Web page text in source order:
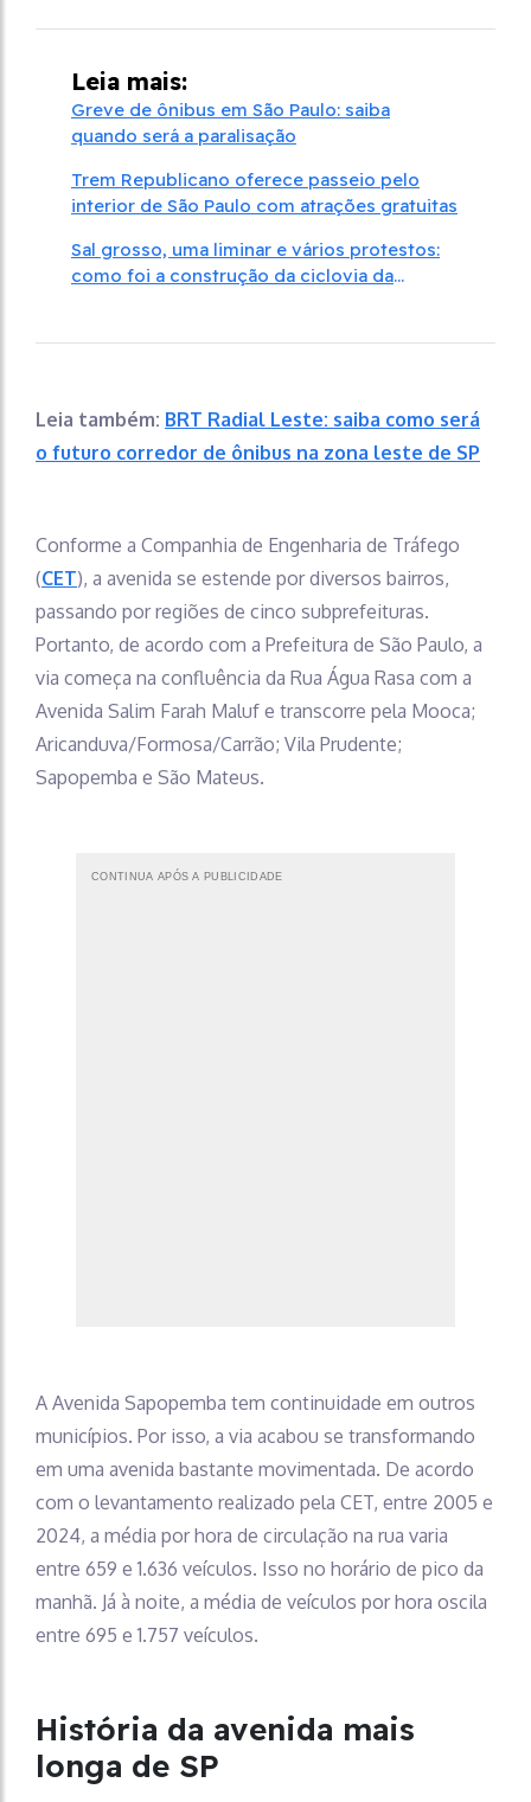
Leia mais:
Greve de ônibus em São Paulo: saiba
quando será a paralisação
Trem Republicano oferece passeio pelo
interior de São Paulo com atrações gratuitas
Sal grosso, uma liminar e vários protestos:
como foi a construção da ciclovia da
Leia também: BRT Radial Leste: saiba como será
o futuro corredor de ônibus na zona leste de SP
Conforme a Companhia de Engenharia de Tráfego
(CET), a avenida se estende por diversos bairros,
passando por regiões de cinco subprefeituras.
Portanto, de acordo com a Prefeitura de São Paulo, a
via começa na confluência da Rua Água Rasa com a
Avenida Salim Farah Maluf e transcorre pela Mooca;
Aricanduva/Formosa/Carrão; Vila Prudente;
Sapopemba e São Mateus.
CONTINUA APÓS A PUBLICIDADE
A Avenida Sapopemba tem continuidade em outros
municípios. Por isso, a via acabou se transformando
em uma avenida bastante movimentada. De acordo
com o levantamento realizado pela CET, entre 2005 e
2024, a média por hora de circulação na rua varia
entre 659 e 1.636 veículos. Isso no horário de pico da
manhã. Já à noite, a média de veículos por hora oscila
entre 695 e 1.757 veículos.
História da avenida mais
longa de SP